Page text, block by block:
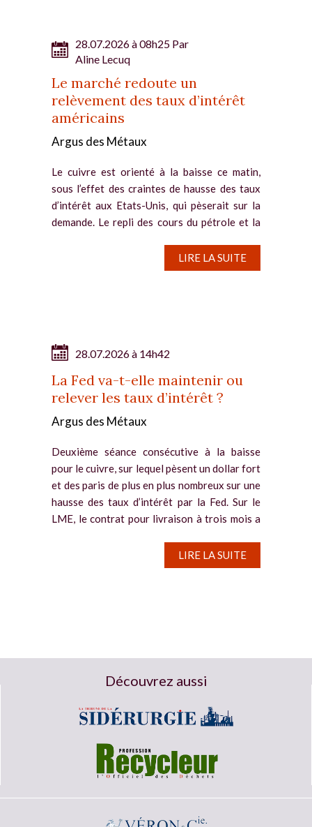
28.07.2026 à 08h25 Par
Aline Lecuq
Le marché redoute un
relèvement des taux d’intérêt
américains
Argus des Métaux
Le cuivre est orienté à la baisse ce matin,
sous l’effet des craintes de hausse des taux
d’intérêt aux Etats-Unis, qui pèserait sur la
demande. Le repli des cours du pétrole et la
LIRE LA SUITE
28.07.2026 à 14h42
La Fed va-t-elle maintenir ou
relever les taux d’intérêt ?
Argus des Métaux
Deuxième séance consécutive à la baisse
pour le cuivre, sur lequel pèsent un dollar fort
et des paris de plus en plus nombreux sur une
hausse des taux d’intérêt par la Fed. Sur le
LME, le contrat pour livraison à trois mois a
LIRE LA SUITE
Découvrez aussi